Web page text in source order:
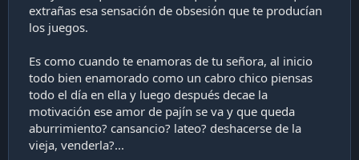
extrañas esa sensación de obsesión que te producían
los juegos.
Es como cuando te enamoras de tu señora, al inicio
todo bien enamorado como un cabro chico piensas
todo el día en ella y luego después decae la
motivación ese amor de pajín se va y que queda
aburrimiento? cansancio? lateo? deshacerse de la
vieja, venderla?...